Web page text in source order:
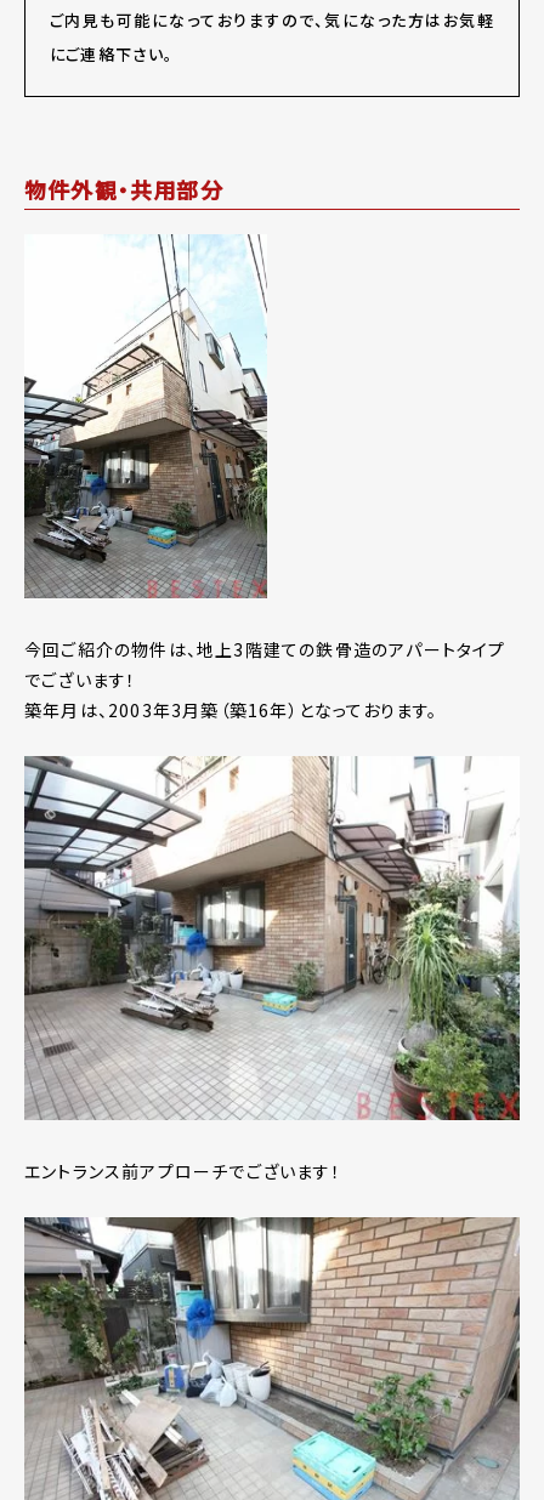
ご内見も可能になっておりますので、気になった方はお気軽
にご連絡下さい。
物件外観・共用部分
今回ご紹介の物件は、地上3階建ての鉄骨造のアパートタイプ
でございます！
築年月は、2003年3月築（築16年）となっております。
エントランス前アプローチでございます！